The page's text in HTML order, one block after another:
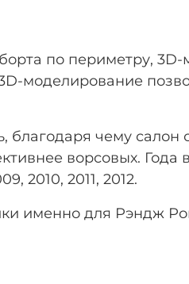
по периметру,
моделирование
чему салон
ворсовых. Года
2010, 2011, 2012.
именно для Рэндж